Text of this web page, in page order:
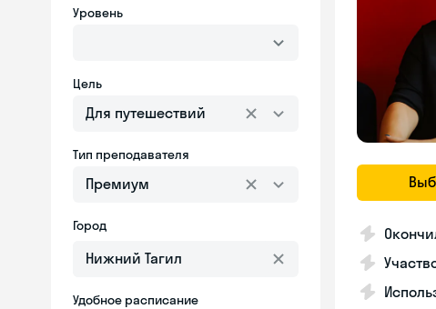
Уровень
Цель
Для путешествий
Тип преподавателя
Премиум
Город
Удобное расписание